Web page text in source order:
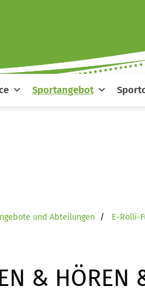
Sportangebot
und Abteilungen E-Rolli-
& HÖREN